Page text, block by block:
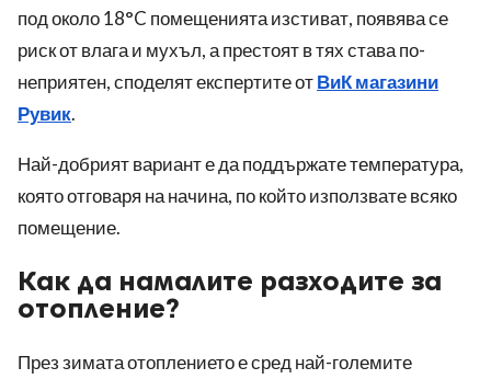
под около 18°C помещенията изстиват, появява се
риск от влага и мухъл, а престоят в тях става по-
неприятен, споделят експертите отВиК магазини
Рувик.
Най-добрият вариант е да поддържате температура,
която отговаря на начина, по който използвате всяко
помещение.
Как да намалите разходите за
отопление?
През зимата отоплението е сред най-големите